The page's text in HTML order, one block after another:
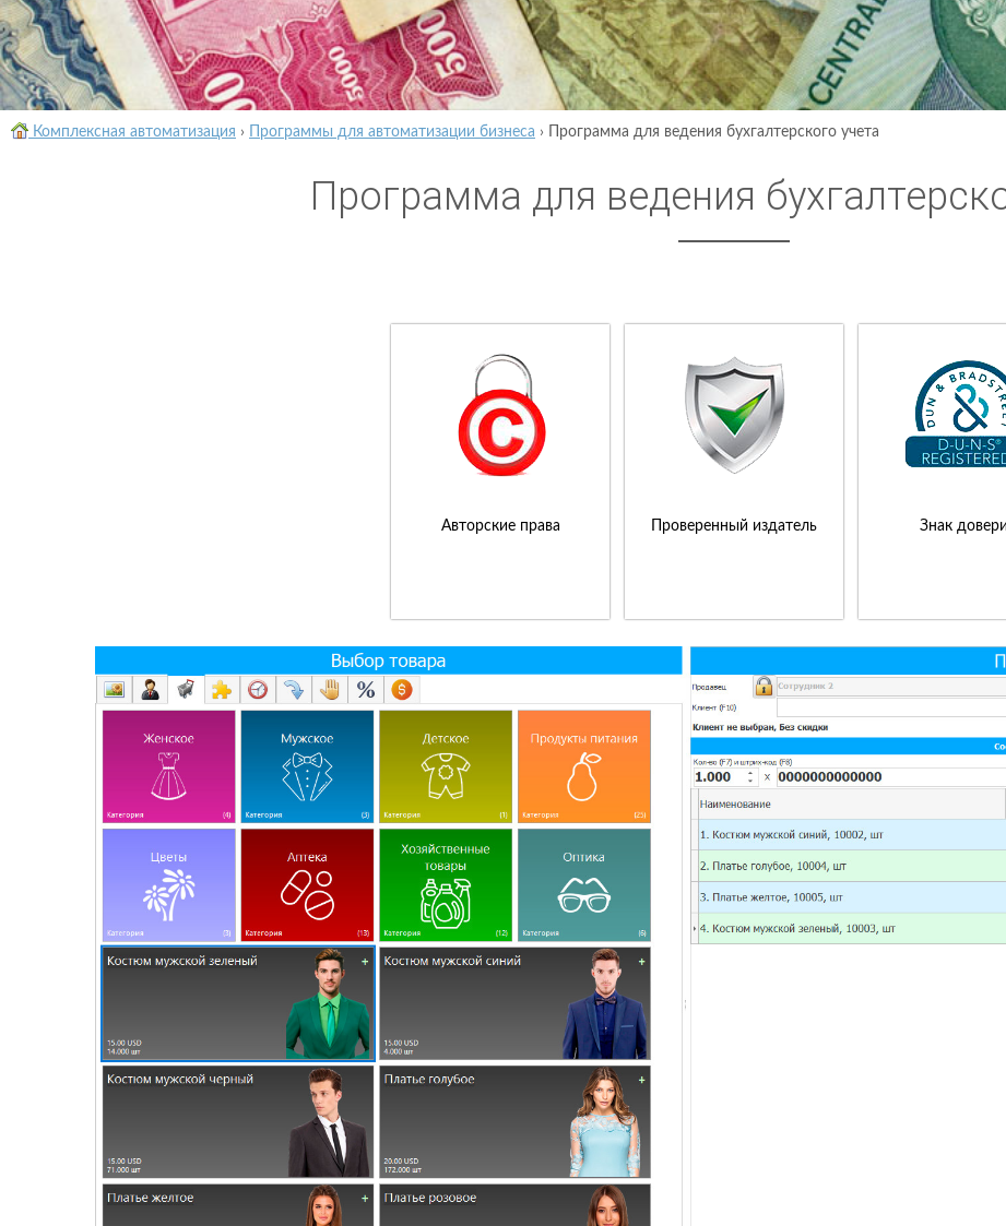
Комплексная автоматизация › Программы для автоматизации бизнеса › Программа для ведения бухгалтерского учета
Программа для ведения
Авторские права Проверенный издатель Знак